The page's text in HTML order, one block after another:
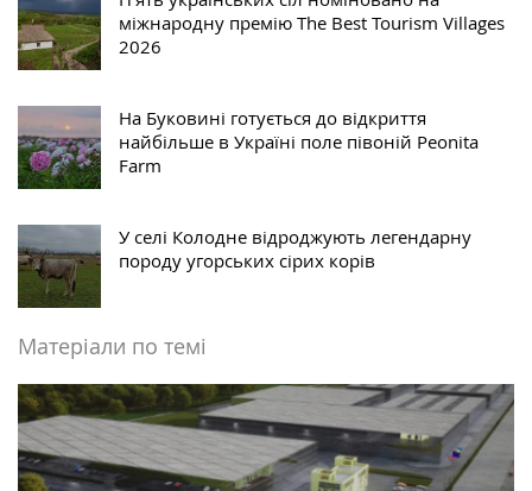
міжнародну премію The Best Tourism Villages
2026
На Буковині готується до відкриття
найбільше в Україні поле півоній Peonita
Farm
У селі Колодне відроджують легендарну
породу угорських сірих корів
Матеріали по темі